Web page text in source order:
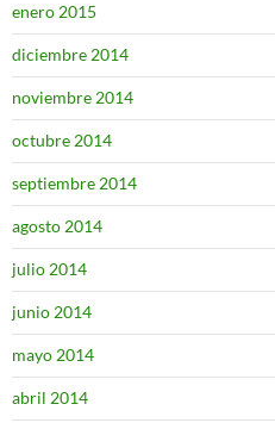
enero 2015
diciembre 2014
noviembre 2014
octubre 2014
septiembre 2014
agosto 2014
julio 2014
junio 2014
mayo 2014
abril 2014